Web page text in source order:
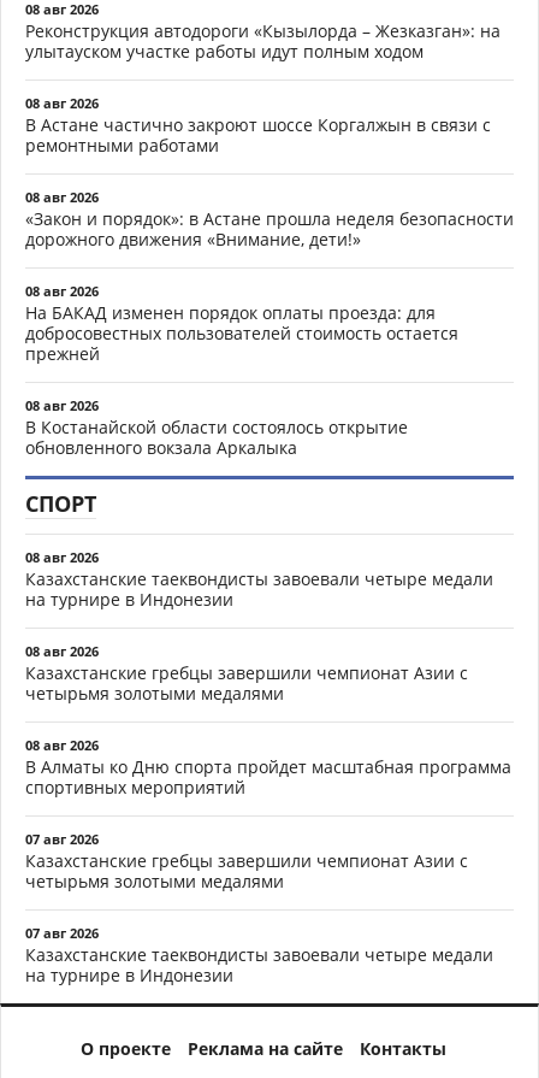
08 авг 2026
Реконструкция автодороги «Кызылорда – Жезказган»: на
улытауском участке работы идут полным ходом
08 авг 2026
В Астане частично закроют шоссе Коргалжын в связи с
ремонтными работами
08 авг 2026
«Закон и порядок»: в Астане прошла неделя безопасности
дорожного движения «Внимание, дети!»
08 авг 2026
На БАКАД изменен порядок оплаты проезда: для
добросовестных пользователей стоимость остается
прежней
08 авг 2026
В Костанайской области состоялось открытие
обновленного вокзала Аркалыка
СПОРТ
08 авг 2026
Казахстанские таеквондисты завоевали четыре медали
на турнире в Индонезии
08 авг 2026
Казахстанские гребцы завершили чемпионат Азии с
четырьмя золотыми медалями
08 авг 2026
В Алматы ко Дню спорта пройдет масштабная программа
спортивных мероприятий
07 авг 2026
Казахстанские гребцы завершили чемпионат Азии с
четырьмя золотыми медалями
07 авг 2026
Казахстанские таеквондисты завоевали четыре медали
на турнире в Индонезии
О проекте Реклама на сайте Контакты